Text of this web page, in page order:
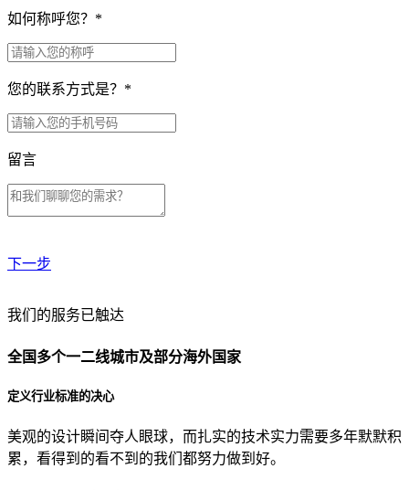
如何称呼您？ *
您的联系方式是？ *
留言
下一步
贵公司预算范围是？
贵公司的团队规模是？
目前主要的营销渠道是？
我们的服务已触达
全国多个一二线城市及部分海外国家
定义行业标准的决心
美观的设计瞬间夺人眼球，而扎实的技术实力需要多年默默积
累，看得到的看不到的我们都努力做到好。